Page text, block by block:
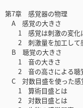
第7章 感覚器の物理
A 感覚の大きさ
1 感覚は刺激の変化
2 刺激量を加工して
B 聴覚の大きさ
1 音の大きさ
2 音の高さによる聴
C 対数目盛を使った感
1 算術目盛とは
2 対数目盛とは